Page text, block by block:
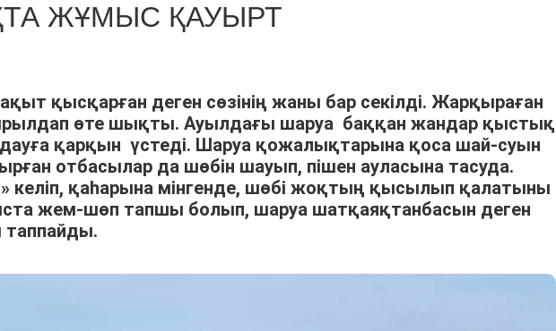
ЖҰМЫС ҚАУЫРТ
қысқарған деген сөзінің жаны бар секілді. Жарқыраған
өте шықты. Ауылдағы шаруа баққан жандар қыстық
қарқын үстеді. Шаруа қожалықтарына қоса шай-суын
отбасылар да шөбін шауып, пішен ауласына тасуда.
келіп, қаһарына мінгенде, шөбі жоқтың қысылып қалатыны
жем-шөп тапшы болып, шаруа шатқаяқтанбасын деген